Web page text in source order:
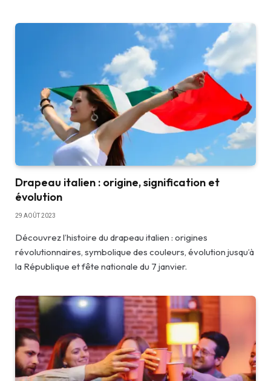
Drapeau italien : origine, signification et
évolution
29 AOÛT 2023
Découvrez l’histoire du drapeau italien : origines
révolutionnaires, symbolique des couleurs, évolution jusqu’à
la République et fête nationale du 7 janvier.